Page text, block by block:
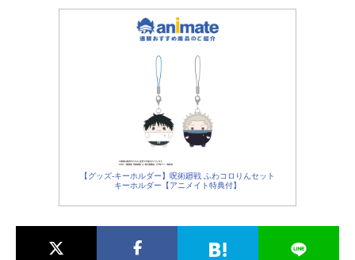
【グッズ-キーホルダー】呪術廻戦 ふわコロりんセット
キーホルダー【アニメイト特典付】